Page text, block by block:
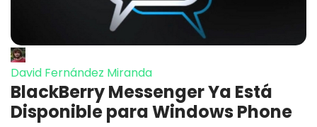
David Fernández Miranda
BlackBerry Messenger Ya Está
Disponible para Windows Phone